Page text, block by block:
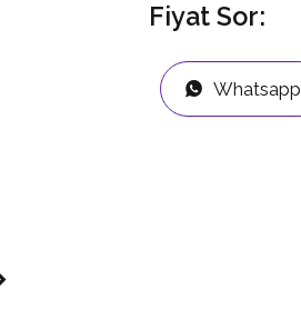
Fiyat Sor:
Whatsapp